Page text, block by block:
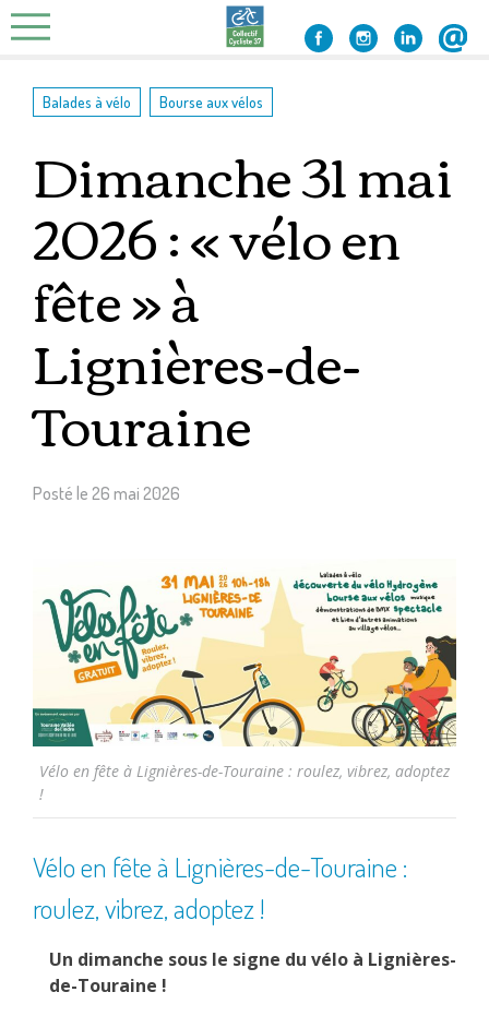
Skip
to
Balades à vélo Bourse aux vélos
Dimanche 31 mai
2026 : « vélo en
fête » à
Lignières-de-
Touraine
Posté le 26 mai 2026
Vélo en fête à Lignières-de-Touraine : roulez, vibrez, adoptez
!
Vélo en fête à Lignières-de-Touraine :
roulez, vibrez, adoptez !
Un dimanche sous le signe du vélo à Lignières-
de-Touraine !